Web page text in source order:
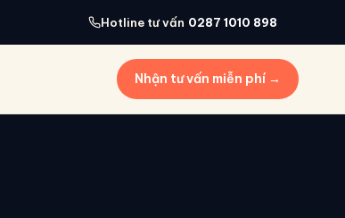
Hotline tư vấn 0287 1010 898
Nhận tư vấn miễn phí →